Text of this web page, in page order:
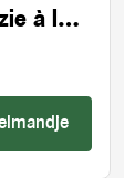
à la